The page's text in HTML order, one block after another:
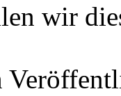
wir